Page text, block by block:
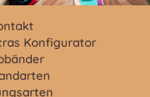
Konfigurator